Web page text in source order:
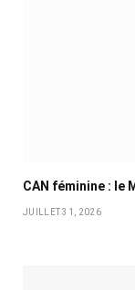
CAN féminine : le
JUILLET 31, 2026